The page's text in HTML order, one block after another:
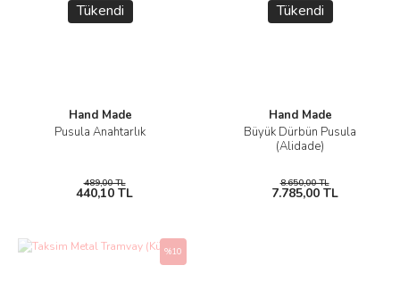
Tükendi
Hand Made
Pusula Anahtarlık
489,00 TL
440,10 TL
Tükendi
Hand Made
Büyük Dürbün Pusula
(Alidade)
8.650,00 TL
7.785,00 TL
%10